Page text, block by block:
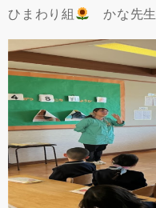
ひまわり組
かな先生